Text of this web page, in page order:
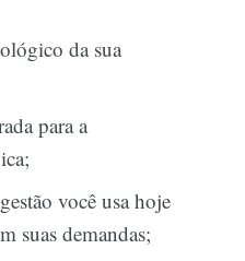
da sua
para a
você usa hoje
suas demandas;